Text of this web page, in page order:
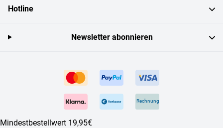
Hotline
Rechnung
Mindestbestellwert 19,95€
Newsletter abonnieren